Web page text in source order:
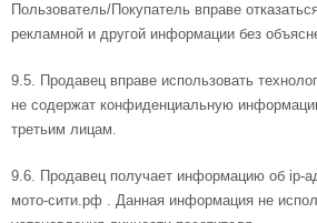
Пользователь/Покупатель вправе
рекламной и другой информации без
9.5. Продавец вправе использовать
не содержат конфиденциальную
третьим лицам.
9.6. Продавец получает информацию об ip-
мото-сити.рф . Данная информация не